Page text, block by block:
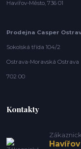
Havířov-Město, 736 01
Prodejna Casper
Sokolská třída 104/2
Ostrava-Moravská Ostrava
702 00
Kontakty